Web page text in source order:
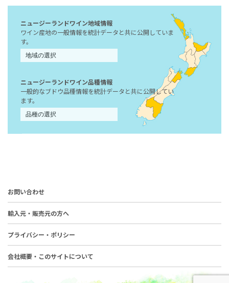
ニュージーランドワイン地域情報
ワイン産地の一般情報を統計データと共に公開していま
す。
ニュージーランドワイン品種情報
一般的なブドウ品種情報を統計データと共に公開してい
ます。
お問い合わせ
輸入元・販売元の方へ
プライバシー・ポリシー
会社概要・このサイトについて